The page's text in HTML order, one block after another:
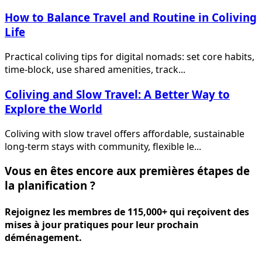
How to Balance Travel and Routine in Coliving
Life
Practical coliving tips for digital nomads: set core habits,
time-block, use shared amenities, track...
Coliving and Slow Travel: A Better Way to
Explore the World
Coliving with slow travel offers affordable, sustainable
long-term stays with community, flexible le...
Vous en êtes encore aux premières étapes de
la planification ?
Rejoignez les membres de 115,000+ qui reçoivent des
mises à jour pratiques pour leur prochain
déménagement.